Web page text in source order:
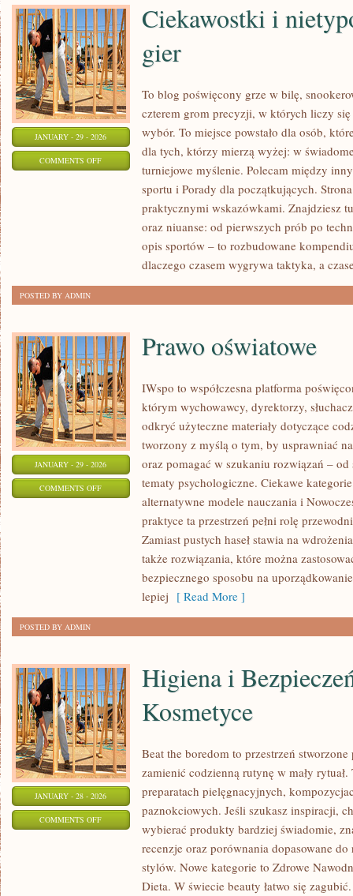
JANUARY - 29 - 2026
COMMENTS OFFON
Ciekawostki i
gier
To blog poświęcony grze w bilę,
czterem grom precyzji, w których liczy
wybór. To miejsce powstało dla osób,
dla tych, którzy mierzą wyżej: w
turniejowe myślenie. Polecam między
sportu i Porady dla początkujących.
praktycznymi wskazówkami. Znajdziesz
oraz niuanse: od pierwszych prób po
opis sportów – to rozbudowane
dlaczego czasem wygrywa taktyka, a
POSTED BY ADMIN
JANUARY - 29 - 2026
COMMENTS OFFON
OŚWIATOWE
Prawo oświatowe
IWspo to współczesna platforma
którym wychowawcy, dyrektorzy,
odkryć użyteczne materiały dotyczące
tworzony z myślą o tym, by usprawniać
oraz pomagać w szukaniu rozwiązań –
tematy psychologiczne. Ciekawe
alternatywne modele nauczania i
praktyce ta przestrzeń pełni rolę
Zamiast pustych haseł stawia na
także rozwiązania, które można
bezpiecznego sposobu na
lepiej [ Read More ]
POSTED BY ADMIN
JANUARY - 28 - 2026
COMMENTS OFFON
BEZPIECZEŃSTWO
Higiena i
Kosmetyce
Beat the boredom to przestrzeń
zamienić codzienną rutynę w mały
preparatach pielęgnacyjnych,
paznokciowych. Jeśli szukasz inspiracji,
wybierać produkty bardziej świadomie,
recenzje oraz porównania dopasowane
stylów. Nowe kategorie to Zdrowe
Dieta. W świecie beauty łatwo się